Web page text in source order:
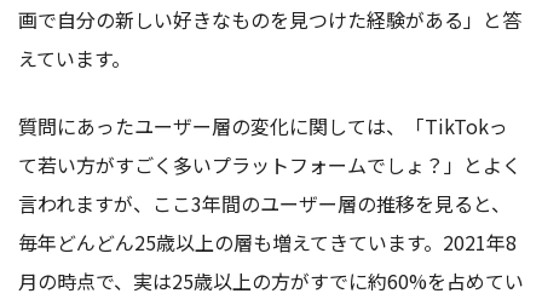
画で自分の新しい好きなものを見つけた経験がある」と答
えています。
質問にあったユーザー層の変化に関しては、「TikTokっ
て若い方がすごく多いプラットフォームでしょ？」とよく
言われますが、ここ3年間のユーザー層の推移を見ると、
毎年どんどん25歳以上の層も増えてきています。2021年8
月の時点で、実は25歳以上の方がすでに約60%を占めてい